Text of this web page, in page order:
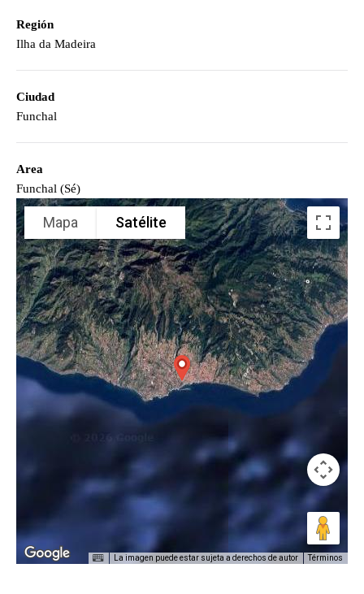
Región
Ilha da Madeira
Ciudad
Funchal
Area
Funchal (Sé)
Mapa Satélite
La imagen puede estar sujeta a derechos de autor Términos